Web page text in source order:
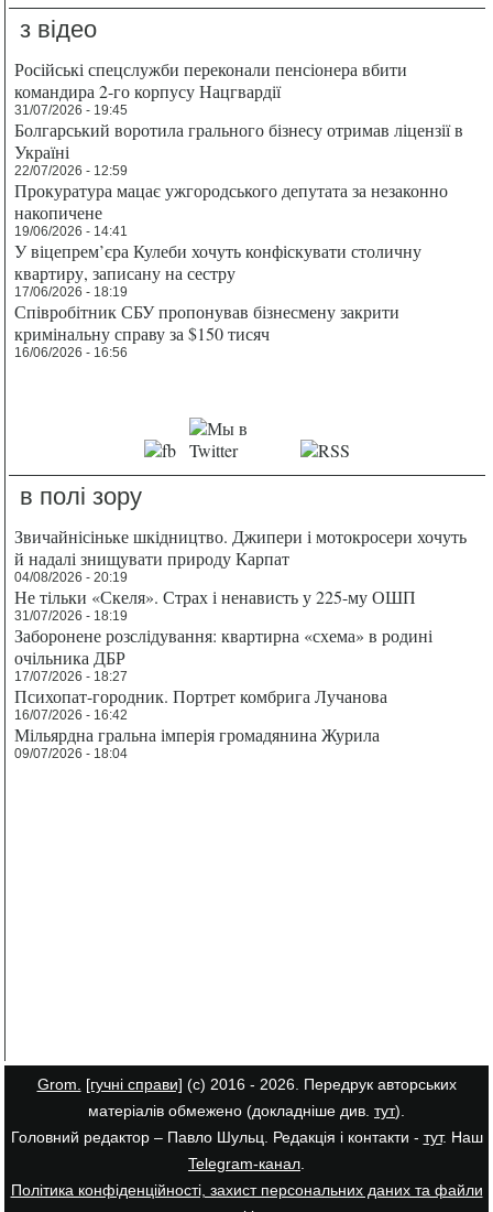
з відео
Російські спецслужби переконали пенсіонера вбити
командира 2-го корпусу Нацгвардії
31/07/2026 - 19:45
Болгарський воротила грального бізнесу отримав ліцензії в
Україні
22/07/2026 - 12:59
Прокуратура мацає ужгородського депутата за незаконно
накопичене
19/06/2026 - 14:41
У віцепрем’єра Кулеби хочуть конфіскувати столичну
квартиру, записану на сестру
17/06/2026 - 18:19
Співробітник СБУ пропонував бізнесмену закрити
кримінальну справу за $150 тисяч
16/06/2026 - 16:56
в полі зору
Звичайнісіньке шкідництво. Джипери і мотокросери хочуть
й надалі знищувати природу Карпат
04/08/2026 - 20:19
Не тільки «Скеля». Страх і ненависть у 225-му ОШП
31/07/2026 - 18:19
Заборонене розслідування: квартирна «схема» в родині
очільника ДБР
17/07/2026 - 18:27
Психопат-городник. Портрет комбрига Лучанова
16/07/2026 - 16:42
Мільярдна гральна імперія громадянина Журила
09/07/2026 - 18:04
Grom. [гучні справи] (с) 2016 - 2026. Передрук авторських
матеріалів обмежено (докладніше див. тут).
Головний редактор – Павло Шульц. Редакція і контакти - тут. Наш
Telegram-канал.
Політика конфіденційності, захист персональних даних та файли